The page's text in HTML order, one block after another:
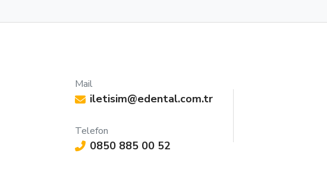
Mail
iletisim@edental.com.tr
Telefon
0850 885 00 52